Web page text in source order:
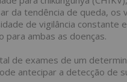
da tendência de queda, os
de vigilância constante
para ambas as doenças.
de exames de um
antecipar a detecção de